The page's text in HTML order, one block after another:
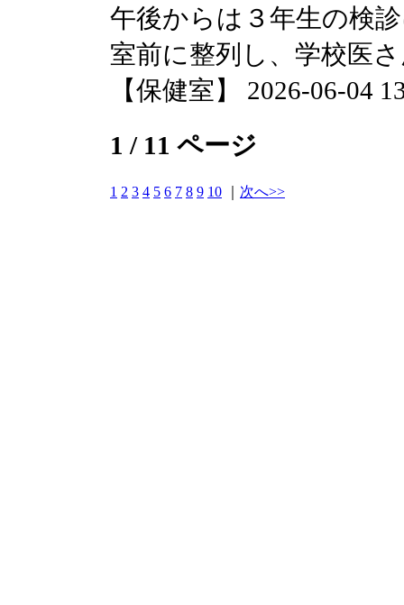
午後からは３年生の検
室前に整列し、学校医
【保健室】 2026-06-04
1 / 11 ページ
1 2 3 4 5 6 7 8 9 10 次へ>>